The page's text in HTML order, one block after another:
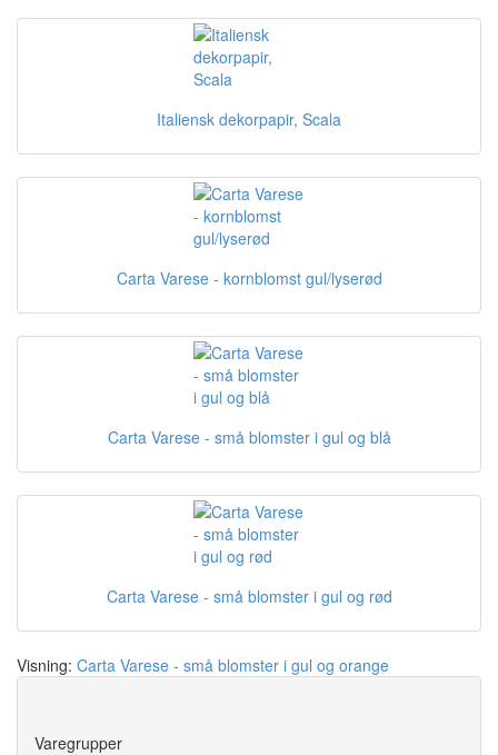
Italiensk dekorpapir, Scala
Carta Varese - kornblomst gul/lyserød
Carta Varese - små blomster i gul og blå
Carta Varese - små blomster i gul og rød
Visning: Carta Varese - små blomster i gul og orange
Varegrupper